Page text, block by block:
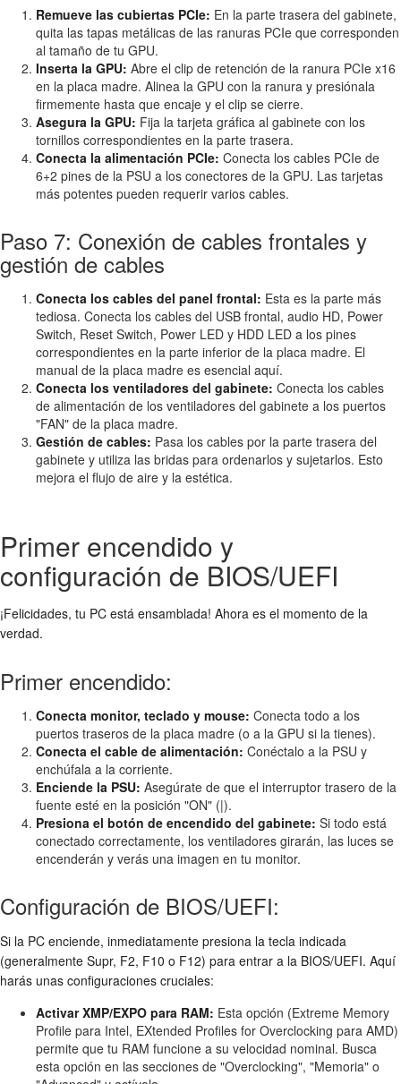
Remueve las cubiertas PCIe: En la parte trasera del gabinete,
quita las tapas metálicas de las ranuras PCIe que corresponden
al tamaño de tu GPU.
Inserta la GPU: Abre el clip de retención de la ranura PCIe x16
en la placa madre. Alinea la GPU con la ranura y presiónala
firmemente hasta que encaje y el clip se cierre.
Asegura la GPU: Fija la tarjeta gráfica al gabinete con los
tornillos correspondientes en la parte trasera.
Conecta la alimentación PCIe: Conecta los cables PCIe de
6+2 pines de la PSU a los conectores de la GPU. Las tarjetas
más potentes pueden requerir varios cables.
Paso 7: Conexión de cables frontales y
gestión de cables
Conecta los cables del panel frontal: Esta es la parte más
tediosa. Conecta los cables del USB frontal, audio HD, Power
Switch, Reset Switch, Power LED y HDD LED a los pines
correspondientes en la parte inferior de la placa madre. El
manual de la placa madre es esencial aquí.
Conecta los ventiladores del gabinete: Conecta los cables
de alimentación de los ventiladores del gabinete a los puertos
"FAN" de la placa madre.
Gestión de cables: Pasa los cables por la parte trasera del
gabinete y utiliza las bridas para ordenarlos y sujetarlos. Esto
mejora el flujo de aire y la estética.
Primer encendido y
configuración de BIOS/UEFI
¡Felicidades, tu PC está ensamblada! Ahora es el momento de la
verdad.
Primer encendido:
Conecta monitor, teclado y mouse: Conecta todo a los
puertos traseros de la placa madre (o a la GPU si la tienes).
Conecta el cable de alimentación: Conéctalo a la PSU y
enchúfala a la corriente.
Enciende la PSU: Asegúrate de que el interruptor trasero de la
fuente esté en la posición "ON" (|).
Presiona el botón de encendido del gabinete: Si todo está
conectado correctamente, los ventiladores girarán, las luces se
encenderán y verás una imagen en tu monitor.
Configuración de BIOS/UEFI:
Si la PC enciende, inmediatamente presiona la tecla indicada
(generalmente Supr, F2, F10 o F12) para entrar a la BIOS/UEFI. Aquí
harás unas configuraciones cruciales:
Activar XMP/EXPO para RAM: Esta opción (Extreme Memory
Profile para Intel, EXtended Profiles for Overclocking para AMD)
permite que tu RAM funcione a su velocidad nominal. Busca
esta opción en las secciones de "Overclocking", "Memoria" o